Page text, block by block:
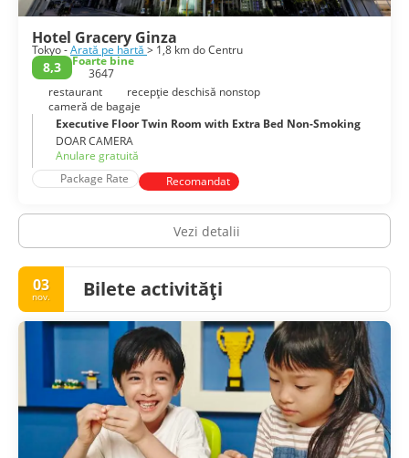
Hotel Gracery Ginza
Tokyo -Arată pe hartă > 1,8 km do Centru
8,3
Foarte bine
3647
restaurant
recepţie deschisă nonstop
cameră de bagaje
Executive Floor Twin Room with Extra Bed Non-Smoking
DOAR CAMERA
Anulare gratuită
Package Rate
Recomandat
Vezi detalii
03
nov. Bilete activități